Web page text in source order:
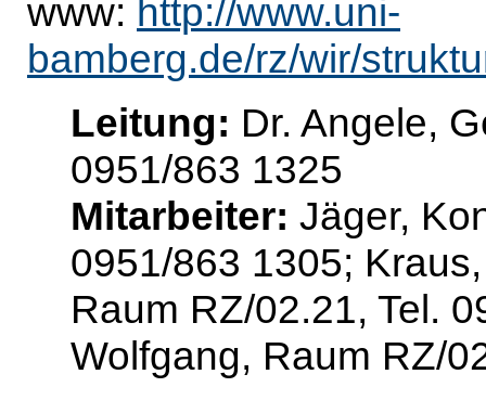
www: http://www.uni-
bamberg.de/rz/wir/
Leitung: Dr. Angele,
0951/863 1325
Mitarbeiter: Jäger,
0951/863 1305;
Raum RZ/02.21, Tel.
Wolfgang, Raum RZ/